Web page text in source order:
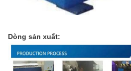
Dòng sản xuất: